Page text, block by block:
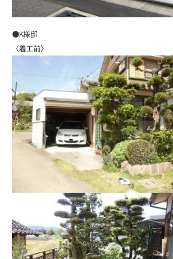
●K様邸
〈着工前〉